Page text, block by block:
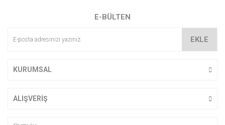
Ürün açıklamasında eksik bilgiler bulunuyor.
E-BÜLTEN
EKLE
KURUMSAL
ALIŞVERİŞ